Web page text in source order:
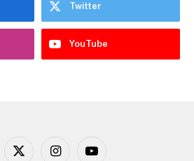
Twitter
YouTube
X InstagramYouTube